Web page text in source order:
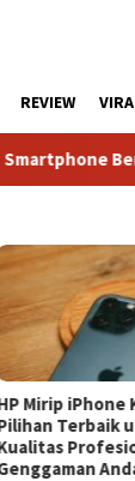
REVIEW
Bergaransi
Mirip iPhone
Terbaik